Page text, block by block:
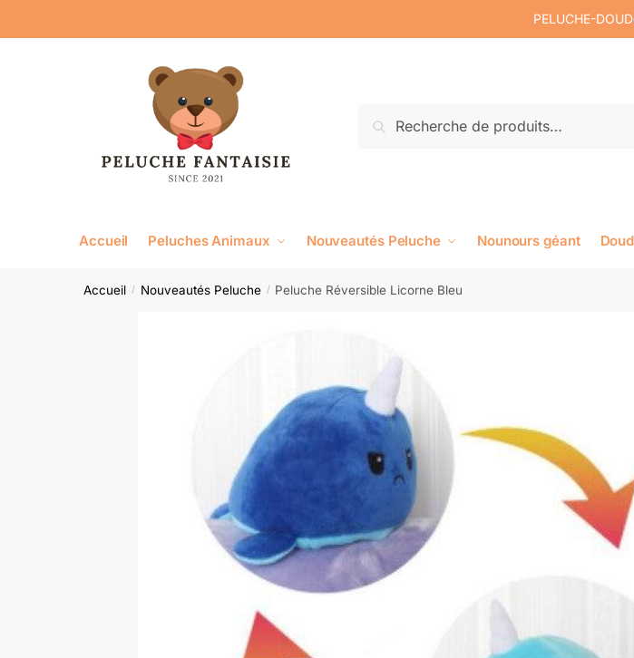
PELUCHE-
Recherche
Accueil Peluches Animaux Nouveautés Peluche Nounours géant
Accueil / Nouveautés Peluche / Peluche Réversible Licorne Bleu